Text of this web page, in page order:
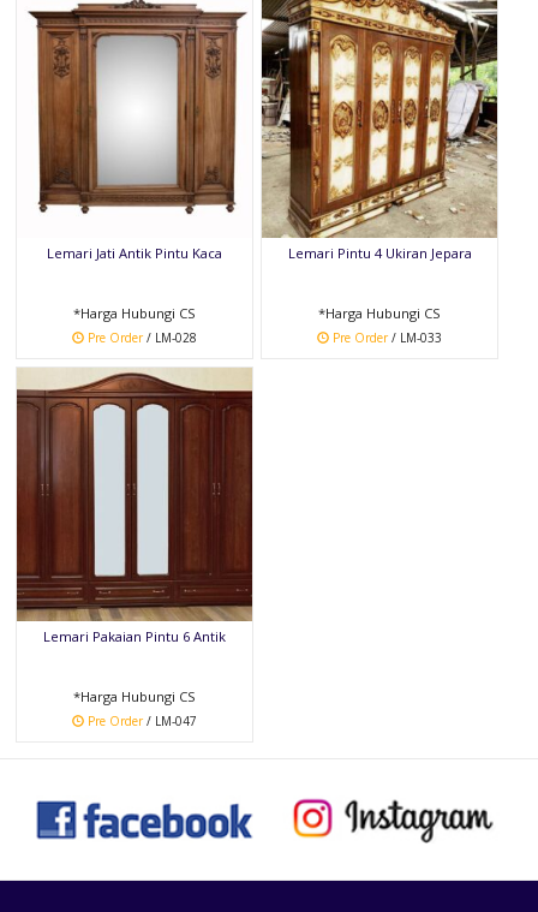
Lemari Jati Antik Pintu Kaca
*Harga Hubungi CS
Pre Order/ LM-028
Lemari Pintu 4 Ukiran Jepara
*Harga Hubungi CS
Pre Order/ LM-033
Lemari Pakaian Pintu 6 Antik
*Harga Hubungi CS
Pre Order/ LM-047